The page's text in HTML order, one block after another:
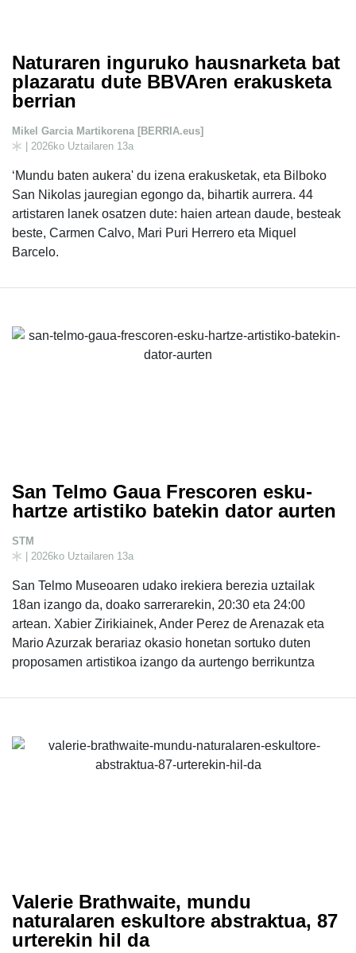
Naturaren inguruko hausnarketa bat
plazaratu dute BBVAren erakusketa
berrian
Mikel Garcia Martikorena [BERRIA.eus]
| 2026ko Uztailaren 13a
‘Mundu baten aukera' du izena erakusketak, eta Bilboko
San Nikolas jauregian egongo da, bihartik aurrera. 44
artistaren lanek osatzen dute: haien artean daude, besteak
beste, Carmen Calvo, Mari Puri Herrero eta Miquel
Barcelo.
San Telmo Gaua Frescoren esku-
hartze artistiko batekin dator aurten
STM
| 2026ko Uztailaren 13a
San Telmo Museoaren udako irekiera berezia uztailak
18an izango da, doako sarrerarekin, 20:30 eta 24:00
artean. Xabier Zirikiainek, Ander Perez de Arenazak eta
Mario Azurzak berariaz okasio honetan sortuko duten
proposamen artistikoa izango da aurtengo berrikuntza
Valerie Brathwaite, mundu
naturalaren eskultore abstraktua, 87
urterekin hil da